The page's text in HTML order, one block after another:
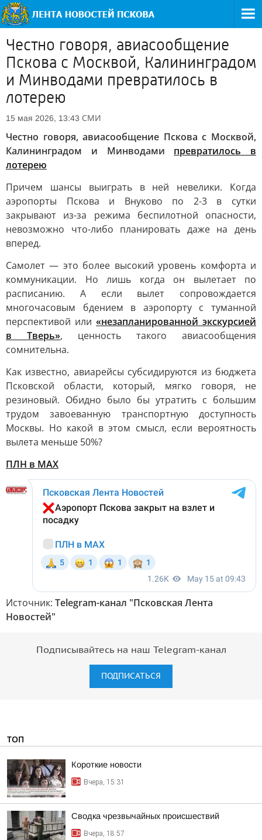
Честно говоря, авиасообщение
Пскова с Москвой, Калининградом
и Минводами превратилось в
лотерею
15 мая 2026, 13:43 СМИ
Честно говоря, авиасообщение Пскова с Москвой,
Калининградом и Минводами превратилось в
лотерею
Причем шансы выиграть в ней невелики. Когда
аэропорты Пскова и Внуково по 2-3 в сутки
закрывают из-за режима беспилотной опасности,
невозможно что-либо планировать даже на день
вперед.
Самолет — это более высокий уровень комфорта и
коммуникации. Но лишь когда он вылетает по
расписанию. А если вылет сопровождается
многочасовым бдением в аэропорту с туманной
перспективой или «незапланированной экскурсией
в Тверь», ценность такого авиасообщения
сомнительна.
Как известно, авиарейсы субсидируются из бюджета
Псковской области, который, мягко говоря, не
резиновый. Обидно было бы утратить с большим
трудом завоеванную транспортную доступность
Москвы. Но какой в этом смысл, если вероятность
вылета меньше 50%?
ПЛН в MAX
Источник: Telegram-канал "Псковская Лента
Новостей"
Подписывайтесь на наш Telegram-канал
ПОДПИСАТЬСЯ
ТОП
Короткие новости
Вчера, 15:31
Сводка чрезвычайных происшествий
Вчера, 18:57